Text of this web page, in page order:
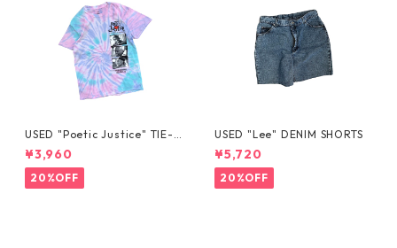
USED "Poetic Justice" TIE-D
YE TEE
¥3,960
20%OFF
USED "Lee" DENIM SHORTS
¥5,720
20%OFF